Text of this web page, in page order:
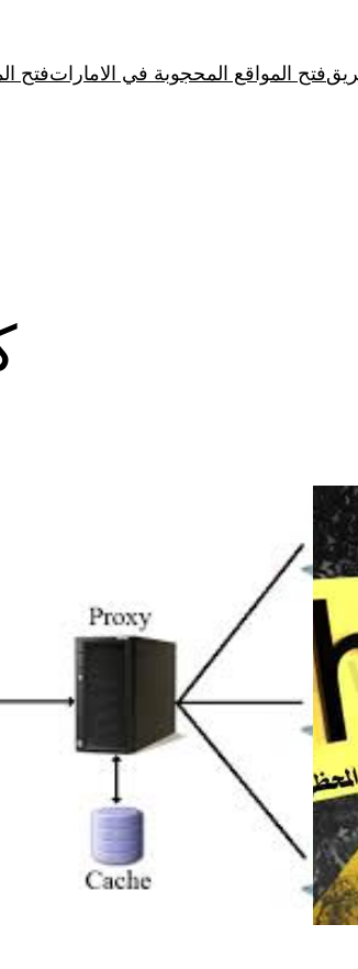
فتحفتح المواقع المحجوبة في الامارات